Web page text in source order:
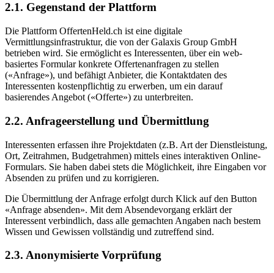
2.1. Gegenstand der Plattform
Die Plattform OffertenHeld.ch ist eine digitale
Vermittlungsinfrastruktur, die von der Galaxis Group GmbH
betrieben wird. Sie ermöglicht es Interessenten, über ein web-
basiertes Formular konkrete Offertenanfragen zu stellen
(«Anfrage»), und befähigt Anbieter, die Kontaktdaten des
Interessenten kostenpflichtig zu erwerben, um ein darauf
basierendes Angebot («Offerte») zu unterbreiten.
2.2. Anfrageerstellung und Übermittlung
Interessenten erfassen ihre Projektdaten (z.B. Art der Dienstleistung,
Ort, Zeitrahmen, Budgetrahmen) mittels eines interaktiven Online-
Formulars. Sie haben dabei stets die Möglichkeit, ihre Eingaben vor
Absenden zu prüfen und zu korrigieren.
Die Übermittlung der Anfrage erfolgt durch Klick auf den Button
«Anfrage absenden». Mit dem Absendevorgang erklärt der
Interessent verbindlich, dass alle gemachten Angaben nach bestem
Wissen und Gewissen vollständig und zutreffend sind.
2.3. Anonymisierte Vorprüfung